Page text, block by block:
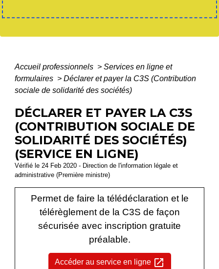
Accueil professionnels > Services en ligne et
formulaires > Déclarer et payer la C3S (Contribution
sociale de solidarité des sociétés)
DÉCLARER ET PAYER LA C3S
(CONTRIBUTION SOCIALE DE
SOLIDARITÉ DES SOCIÉTÉS)
(SERVICE EN LIGNE)
Vérifié le 24 Feb 2020 - Direction de l'information légale et
administrative (Première ministre)
Permet de faire la télédéclaration et le
télérèglement de la C3S de façon
sécurisée avec inscription gratuite
préalable.
Accéder au service en ligne open_in_new